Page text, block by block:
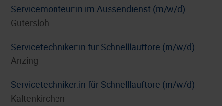
Servicemonteur:in im Aussendienst (m/w/d)
Gütersloh
Servicetechniker:in für Schnelllauftore (m/w/d)
Anzing
Servicetechniker:in für Schnelllauftore (m/w/d)
Kaltenkirchen